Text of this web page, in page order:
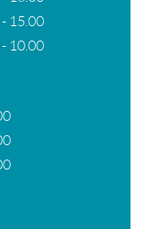
15.00
10.00